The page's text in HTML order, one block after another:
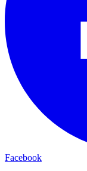
Facebook